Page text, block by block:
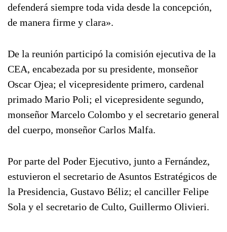
defenderá siempre toda vida desde la concepción,
de manera firme y clara».
De la reunión participó la comisión ejecutiva de la
CEA, encabezada por su presidente, monseñor
Oscar Ojea; el vicepresidente primero, cardenal
primado Mario Poli; el vicepresidente segundo,
monseñor Marcelo Colombo y el secretario general
del cuerpo, monseñor Carlos Malfa.
Por parte del Poder Ejecutivo, junto a Fernández,
estuvieron el secretario de Asuntos Estratégicos de
la Presidencia, Gustavo Béliz; el canciller Felipe
Sola y el secretario de Culto, Guillermo Olivieri.